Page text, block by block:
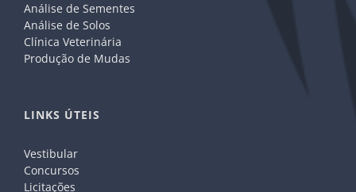
Análise de Sementes
Análise de Solos
Clínica Veterinária
Produção de Mudas
LINKS ÚTEIS
Vestibular
Concursos
Licitações